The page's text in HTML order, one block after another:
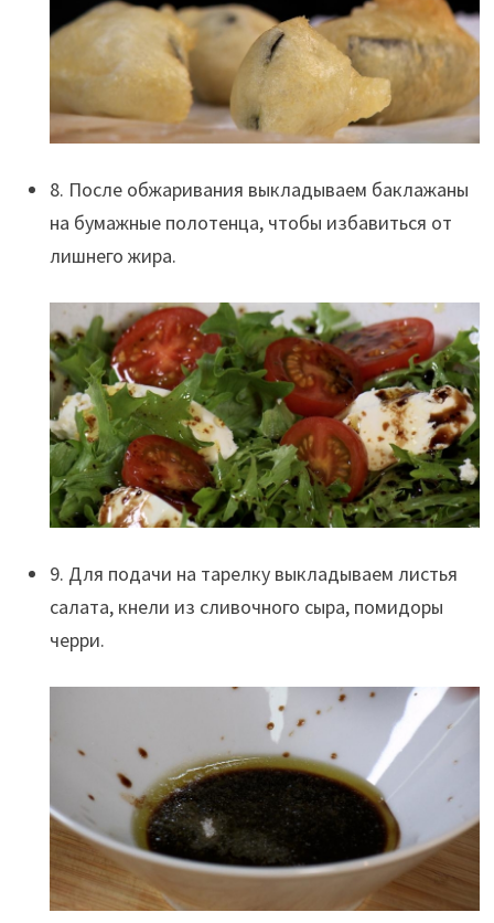
8. После обжаривания выкладываем баклажаны
на бумажные полотенца, чтобы избавиться от
лишнего жира.
9. Для подачи на тарелку выкладываем листья
салата, кнели из сливочного сыра, помидоры
черри.